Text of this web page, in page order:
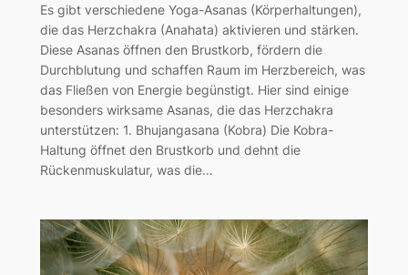
Es gibt verschiedene Yoga-Asanas (Körperhaltungen),
die das Herzchakra (Anahata) aktivieren und stärken.
Diese Asanas öffnen den Brustkorb, fördern die
Durchblutung und schaffen Raum im Herzbereich, was
das Fließen von Energie begünstigt. Hier sind einige
besonders wirksame Asanas, die das Herzchakra
unterstützen: 1. Bhujangasana (Kobra) Die Kobra-
Haltung öffnet den Brustkorb und dehnt die
Rückenmuskulatur, was die…